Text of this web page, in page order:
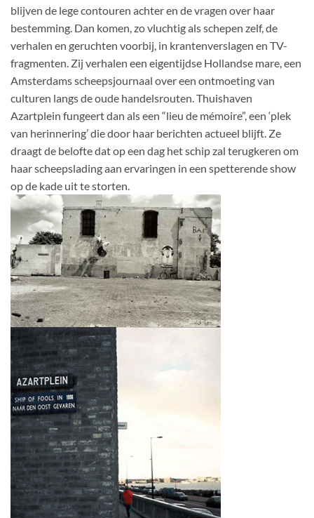
blijven de lege contouren achter en de vragen over haar
bestemming. Dan komen, zo vluchtig als schepen zelf, de
verhalen en geruchten voorbij, in krantenverslagen en TV-
fragmenten. Zij verhalen een eigentijdse Hollandse mare, een
Amsterdams scheepsjournaal over een ontmoeting van
culturen langs de oude handelsrouten. Thuishaven
Azartplein fungeert dan als een “lieu de mémoire”, een ‘plek
van herinnering’ die door haar berichten actueel blijft. Ze
draagt de belofte dat op een dag het schip zal terugkeren om
haar scheepslading aan ervaringen in een spetterende show
op de kade uit te storten.